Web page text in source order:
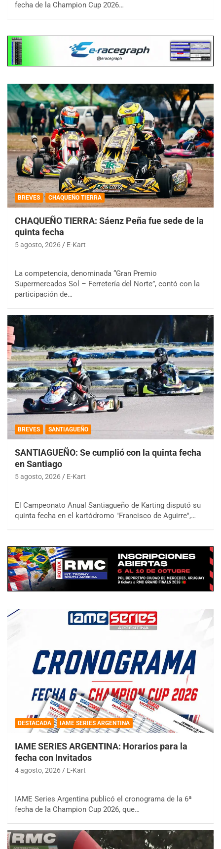
fecha de la Champion Cup 2026…
BREVES CHAQUEÑO TIERRA
CHAQUEÑO TIERRA: Sáenz Peña fue sede de la
quinta fecha
5 agosto, 2026 E-Kart
La competencia, denominada “Gran Premio
Supermercados Sol – Ferretería del Norte”, contó con la
participación de…
BREVES SANTIAGUEÑO
SANTIAGUEÑO: Se cumplió con la quinta fecha
en Santiago
5 agosto, 2026 E-Kart
El Campeonato Anual Santiagueño de Karting disputó su
quinta fecha en el kartódromo "Francisco de Aguirre",…
DESTACADA IAME SERIES ARGENTINA
IAME SERIES ARGENTINA: Horarios para la
fecha con Invitados
4 agosto, 2026 E-Kart
IAME Series Argentina publicó el cronograma de la 6ª
fecha de la Champion Cup 2026, que…